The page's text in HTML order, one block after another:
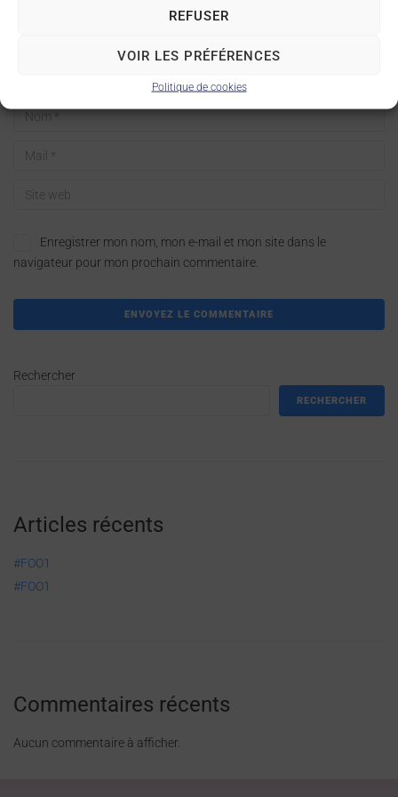
REFUSER
VOIR LES PRÉFÉRENCES
Politique de cookies
Enregistrer mon nom, mon e-mail et mon site dans le
navigateur pour mon prochain commentaire.
Rechercher
RECHERCHER
Articles récents
#FOO1
#FOO1
Commentaires récents
Aucun commentaire à afficher.